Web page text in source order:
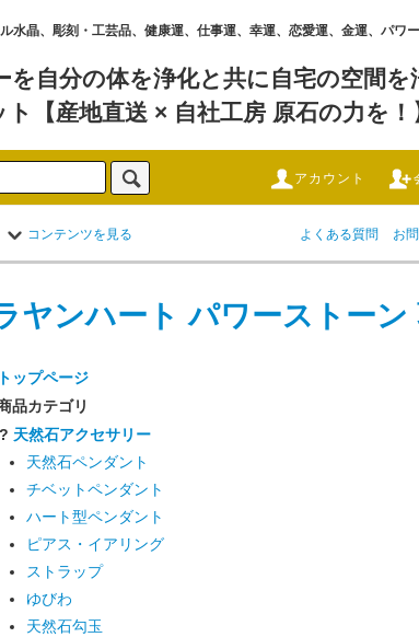
晶、彫刻・工芸品、健康運、仕事運、幸運、恋愛運、金運、パ
自分の体を浄化と共に自宅の空間
ト【産地直送 × 自社工房 原石の力を！
アカウント
コンテンツを見る よくある質問 お
ヤンハート パワーストーン
トップページ
品カテゴリ
? 天然石アクセサリー
天然石ペンダント
チベットペンダント
ハート型ペンダント
ピアス・イアリング
ストラップ
ゆびわ
天然石勾玉